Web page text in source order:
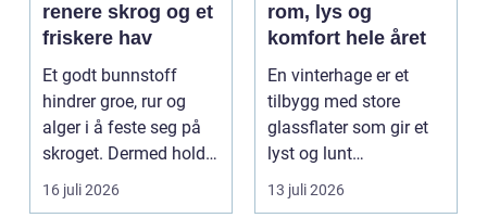
renere skrog og et
friskere hav
Et godt bunnstoff
hindrer groe, rur og
alger i å feste seg på
skroget. Dermed holder
båten bedre far...
16 juli 2026
rom, lys og
komfort hele året
En vinterhage er et
tilbygg med store
glassflater som gir et
lyst og lunt
oppholdsrom nær
hagen, ogs...
13 juli 2026